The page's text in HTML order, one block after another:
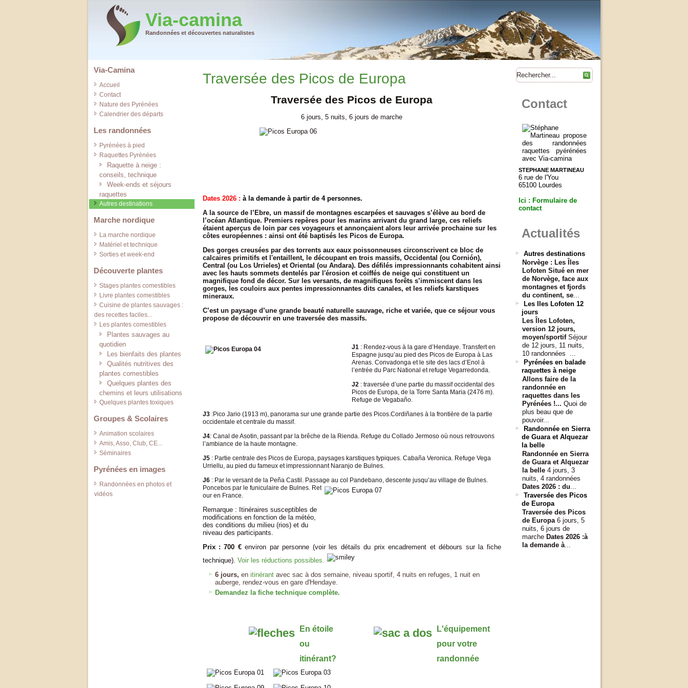
Via-camina
Randonnées et découvertes naturalistes
Via-Camina
Accueil
Contact
Nature des Pyrénées
Calendrier des départs
Les randonnées
Pyrénées à pied
Raquettes Pyrénées
Raquette à neige :
conseils, technique
Week-ends et séjours
raquettes
Autres destinations
Marche nordique
La marche nordique
Matériel et technique
Sorties et week-end
Découverte plantes
Stages plantes comestibles
Livre plantes comestibles
Cuisine de plantes sauvages :
des recettes faciles...
Les plantes comestibles
Plantes sauvages au
quotidien
Les bienfaits des plantes
Qualités nutritives des
plantes comestibles
Quelques plantes des
chemins et leurs utilisations
Quelques plantes toxiques
Groupes & Scolaires
Animation scolaires
Amis, Asso, Club, CE...
Séminaires
Pyrénées en images
Randonnées en photos et
vidéos
Traversée des Picos de Europa
Traversée des Picos de Europa
6 jours, 5 nuits, 6 jours de marche
Dates 2026 : à la demande à partir de 4 personnes.
A la source de l’Ebre, un massif de montagnes escarpées et sauvages s’élève au bord de
l’océan Atlantique. Premiers repères pour les marins arrivant du grand large, ces reliefs
étaient aperçus de loin par ces voyageurs et annonçaient alors leur arrivée prochaine sur les
côtes européennes : ainsi ont été baptisés les Picos de Europa.
Des gorges creusées par des torrents aux eaux poissonneuses circonscrivent ce bloc de
calcaires primitifs et l'entaillent, le découpant en trois massifs, Occidental (ou Cornión),
Central (ou Los Urrieles) et Oriental (ou Andara). Des défilés impressionnants cohabitent ainsi
avec les hauts sommets dentelés par l'érosion et coiffés de neige qui constituent un
magnifique fond de décor. Sur les versants, de magnifiques forêts s’immiscent dans les
gorges, les couloirs aux pentes impressionnantes dits canales, et les reliefs karstiques
mineraux.
C’est un paysage d’une grande beauté naturelle sauvage, riche et variée, que ce séjour vous
propose de découvrir en une traversée des massifs.
J1: Rendez-vous à la gare d’Hendaye. Transfert en
Espagne jusqu’au pied des Picos de Europa à Las
Arenas. Convadonga et le site des lacs d’Enol à
l’entrée du Parc National et refuge Vegarredonda.
J2 : traversée d’une partie du massif occidental des
Picos de Europa, de la Torre Santa Maria (2476 m).
Refuge de Vegabaño.
J3:Pico Jario (1913 m), panorama sur une grande partie des Picos.Cordiñanes à la frontière de la partie
occidentale et centrale du massif.
J4: Canal de Asotin, passant par la brêche de la Rienda. Refuge du Collado Jermoso où nous retrouvons
l’ambiance de la haute montagne.
J5: Partie centrale des Picos de Europa, paysages karstiques typiques. Cabaña Veronica. Refuge Vega
Urriellu, au pied du fameux et impressionnant Naranjo de Bulnes.
J6: Par le versant de la Peña Castil. Passage au col Pandebano, descente jusqu’au village de Bulnes.
Poncebos par le funiculaire de Bulnes. Ret
our en France.
Remarque : Itinéraires susceptibles de
modifications en fonction de la météo,
des conditions du milieu (rios) et du
niveau des participants.
Prix : 700 €environ par personne (voir les détails du prix encadrement et débours sur la fiche
technique). Voir les réductions possibles.
6 jours, en itinérantavec sac à dos semaine, niveau sportif, 4 nuits en refuges, 1 nuit en
auberge, rendez-vous en gare d'Hendaye.
Demandez la fiche technique complète.
En étoile
ou
itinérant?
L'équipement
pour votre
randonnée
Contact
STEPHANE MARTINEAU
6 rue de l'You
65100 Lourdes
Ici : Formulaire de
contact
Actualités
Autres destinations
Norvège : Les Îles
Lofoten Situé en mer
de Norvège, face aux
montagnes et fjords
du continent, se...
Les Iles Lofoten 12
jours
Les Îles Lofoten,
version 12 jours,
moyen/sportifSéjour
de 12 jours, 11 nuits,
10 randonnées ...
Pyrénées en balade
raquettes à neige
Allons faire de la
randonnée en
raquettes dans les
Pyrénées !... Quoi de
plus beau que de
pouvoir...
Randonnée en Sierra
de Guara et Alquezar
la belle
Randonnée en Sierra
de Guara et Alquezar
la belle4 jours, 3
nuits, 4 randonnées
Dates 2026 : du...
Traversée des Picos
de Europa
Traversée des Picos
de Europa6 jours, 5
nuits, 6 jours de
marche Dates 2026 :à
la demande à...